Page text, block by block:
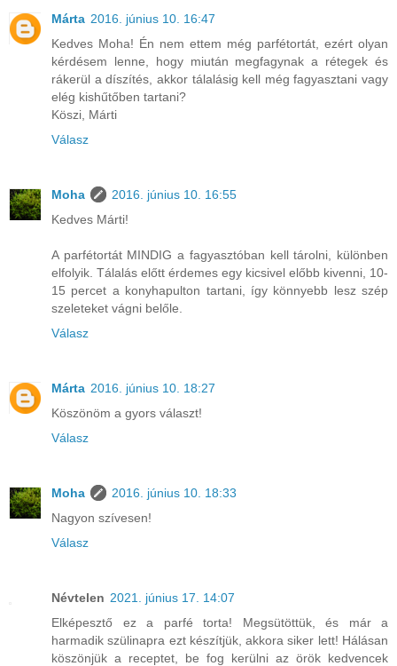
Márta 2016. június 10. 16:47
Kedves Moha! Én nem ettem még parfétortát, ezért olyan
kérdésem lenne, hogy miután megfagynak a rétegek és
rákerül a díszítés, akkor tálalásig kell még fagyasztani vagy
elég kishűtőben tartani?
Köszi, Márti
Válasz
Moha
2016. június 10. 16:55
Kedves Márti!
A parfétortát MINDIG a fagyasztóban kell tárolni, különben
elfolyik. Tálalás előtt érdemes egy kicsivel előbb kivenni, 10-
15 percet a konyhapulton tartani, így könnyebb lesz szép
szeleteket vágni belőle.
Válasz
Márta 2016. június 10. 18:27
Köszönöm a gyors választ!
Válasz
Moha
2016. június 10. 18:33
Nagyon szívesen!
Válasz
Névtelen 2021. június 17. 14:07
Elképesztő ez a parfé torta! Megsütöttük, és már a
harmadik szülinapra ezt készítjük, akkora siker lett! Hálásan
köszönjük a receptet, be fog kerülni az örök kedvencek